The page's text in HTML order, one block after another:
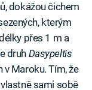
dokážou čichem
kterým
přes 1 m a
druh Dasypeltis
v Maroku. Tím, že
sami sobě